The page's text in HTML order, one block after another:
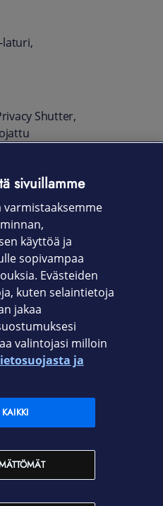
laturi,
Shutter,
On -Site
sivuillamme
varmistaaksemme
käyttöä ja
sopivampaa
Evästeiden
kuten selaintietoja
jakaa
valintojasi milloin
ja